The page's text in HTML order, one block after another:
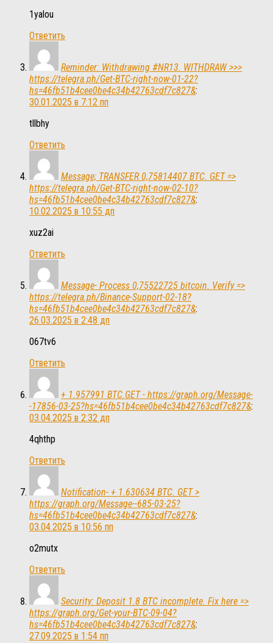
1yalou
Ответить
Reminder: Withdrawing #NR13. WITHDRAW >>>
https://telegra.ph/Get-BTC-right-now-01-22?
hs=46fb51b4cee0be4c34b42763cdf7c827&:
30.01.2025 в 7:12 пп
tllbhy
Ответить
Message; TRANSFER 0,75814407 BTC. GET =>
https://telegra.ph/Get-BTC-right-now-02-10?
hs=46fb51b4cee0be4c34b42763cdf7c827&:
10.02.2025 в 10:55 дп
xuz2ai
Ответить
Message- Process 0,75522725 bitcoin. Verify =>
https://telegra.ph/Binance-Support-02-18?
hs=46fb51b4cee0be4c34b42763cdf7c827&:
26.03.2025 в 2:48 дп
067tv6
Ответить
+ 1.957991 BTC.GET - https://graph.org/Message-
-17856-03-25?hs=46fb51b4cee0be4c34b42763cdf7c827&:
03.04.2025 в 2:32 дп
4qhthp
Ответить
Notification- + 1.630634 BTC. GET >
https://graph.org/Message--685-03-25?
hs=46fb51b4cee0be4c34b42763cdf7c827&:
03.04.2025 в 10:56 пп
o2mutx
Ответить
Security: Deposit 1.8 BTC incomplete. Fix here =>
https://graph.org/Get-your-BTC-09-04?
hs=46fb51b4cee0be4c34b42763cdf7c827&:
27.09.2025 в 1:54 пп